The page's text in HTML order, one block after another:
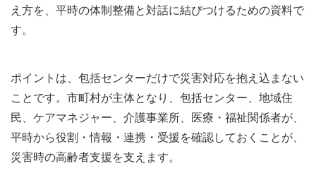
え方を、平時の体制整備と対話に結びつけるための資料で
す。
ポイントは、包括センターだけで災害対応を抱え込まない
ことです。市町村が主体となり、包括センター、地域住
民、ケアマネジャー、介護事業所、医療・福祉関係者が、
平時から役割・情報・連携・受援を確認しておくことが、
災害時の高齢者支援を支えます。